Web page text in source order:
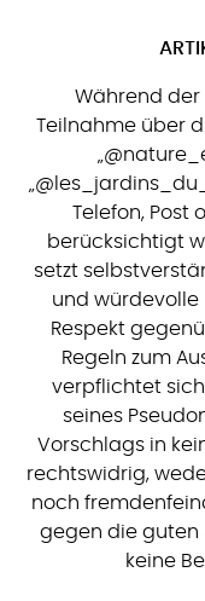
Während der
Teilnahme über
Telefon, Post
berücksichtigt
setzt
und würdevolle
Respekt
Regeln zum
verpflichtet
seines
Vorschlags in
rechtswidrig,
noch
gegen die guten
keine